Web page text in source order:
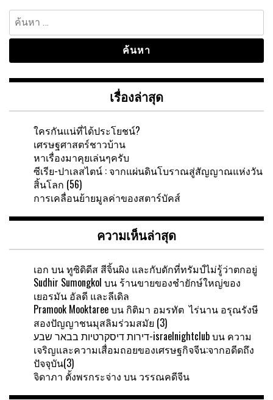
ค้นหา
สำหรับ:
เรื่องล่าสุด
ใครกันแน่ที่ได้ประโยชน์?
เศรษฐศาสตร์ชาวบ้าน
หาเรื่องมาคุยเล่นๆครับ
ซีเรีย-ปาเลสไตน์ : จากแผ่นดินโบราณสู่สัญญาณแห่งวัน
สิ้นโลก (56)
การเคลื่อนย้ายมูลค่าของสตาร์บัคส์
ความเห็นล่าสุด
เอก บนทูซิดิดีส สีจิ้นผิง และกับดักที่ทรัมป์ไม่รู้ว่าตกอยู่
Sudhir Sumongkol บน ร้านขายของชำยักษ์ใหญ่ของ
เยอรมัน อัลดี และลีเดิล
Pramook Mooktareeบน กิติมา อมรทัต ไร่นาน อรุณรังษี
สองปัญญาชนมุสลิมร่วมสมัย (3)
דירות דיסקרטיות בבאר שבע-israelnightclubบน ความ
เจริญและความเสื่อมถอยของเศรษฐกิจจีน:จากอดีดถึง
ปัจจุบัน(3)
จิดาภา ตั้งพรกระจ่าง บน วรรณคดีจีน